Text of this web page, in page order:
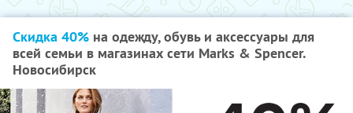
Скидка 40% на одежду, обувь и аксессуары для
всей семьи в магазинах сети Marks & Spencer.
Новосибирск